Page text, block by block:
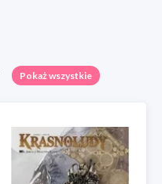
Pokaż wszystkie